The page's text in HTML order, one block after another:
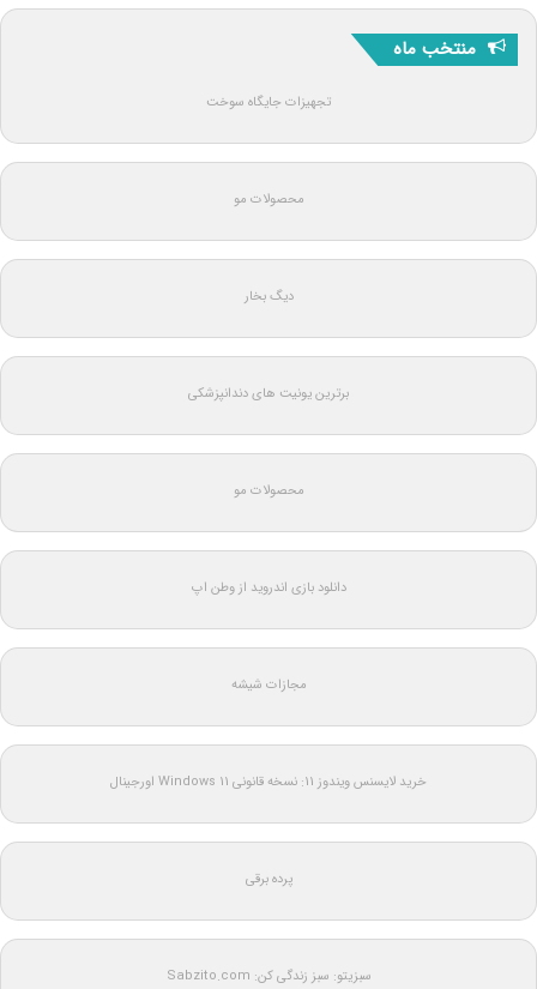
منتخب ماه
تجهیزات جایگاه سوخت
محصولات مو
دیگ بخار
برترین یونیت های دندانپزشکی
محصولات مو
دانلود بازی اندروید از وطن اپ
مجازات شیشه
خرید لایسنس ویندوز 11: نسخه قانونی Windows 11 اورجینال
پرده برقی
سبزیتو: سبز زندگی کن: Sabzito.com